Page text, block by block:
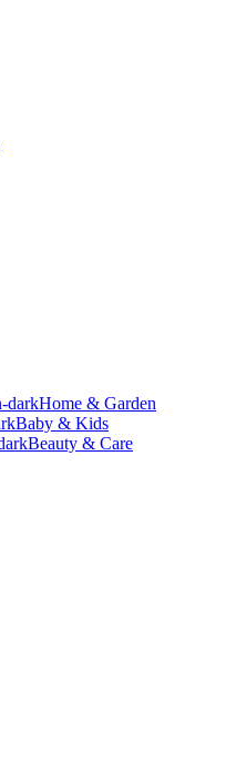
Home & Garden
Baby & Kids
Beauty & Care